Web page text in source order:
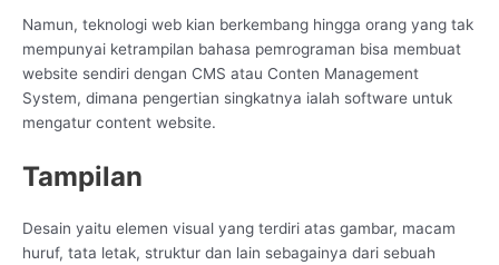
Namun, teknologi web kian berkembang hingga orang yang tak
mempunyai ketrampilan bahasa pemrograman bisa membuat
website sendiri dengan CMS atau Conten Management
System, dimana pengertian singkatnya ialah software untuk
mengatur content website.
Tampilan
Desain yaitu elemen visual yang terdiri atas gambar, macam
huruf, tata letak, struktur dan lain sebagainya dari sebuah